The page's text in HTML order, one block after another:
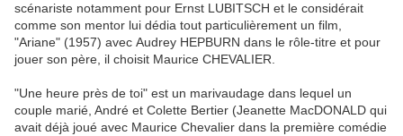
scénariste notamment pour Ernst LUBITSCH et le considérait
comme son mentor lui dédia tout particulièrement un film,
"Ariane" (1957) avec Audrey HEPBURN dans le rôle-titre et pour
jouer son père, il choisit Maurice CHEVALIER.
"Une heure près de toi" est un marivaudage dans lequel un
couple marié, André et Colette Bertier (Jeanette MacDONALD qui
avait déjà joué avec Maurice Chevalier dans la première comédie